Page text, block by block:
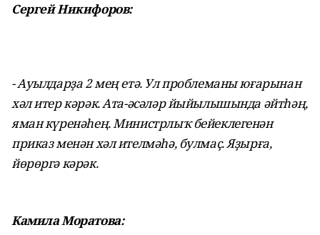
Сергей Никифоров:
- Ауылдарҙа 2 мең етә. Ул проблеманы юғарынан
хәл итер кәрәк. Ата-әсәләр йыйылышында әйтһәң,
яман күренәһең. Министрлыҡ бейеклегенән
приказ менән хәл ителмәһә, булмаҫ. Яҙырға,
йөрөргә кәрәк.
Камила Моратова: